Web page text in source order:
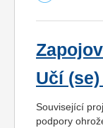
Učí
Související
podpory